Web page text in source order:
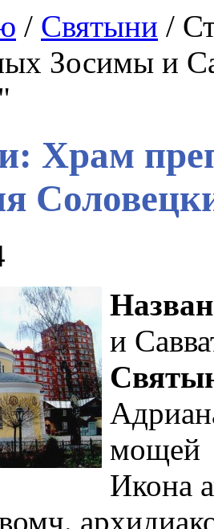
/ Святыни /
Зосимы и
Храм
и
мощей
Икона